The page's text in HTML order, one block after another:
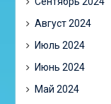
Август 2024
Июль 2024
Июнь 2024
Май 2024